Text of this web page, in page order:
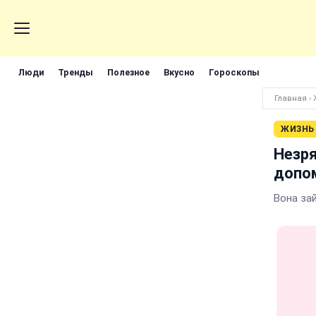
Люди Тренды Полезное Вкусно Гороскопы
Главная ›
ЖИЗНЬ
Вона